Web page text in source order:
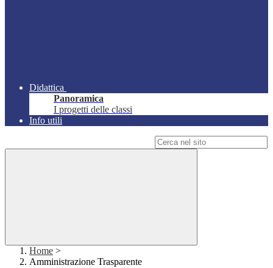
Didattica
Panoramica
I progetti delle classi
Info utili
Home >
Amministrazione Trasparente